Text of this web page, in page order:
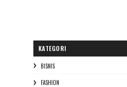
KATEGORI
BISNIS
FASHION